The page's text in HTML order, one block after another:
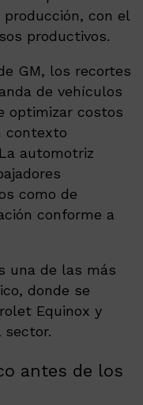
con el
productivos.
GM, los recortes
de vehículos
optimizar costos
contexto
automotriz
como de
conforme a
una de las más
donde se
Equinox y
sector.
antes de los